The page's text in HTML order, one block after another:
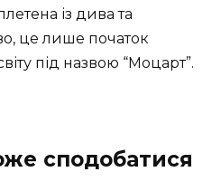
із дива та
це лише початок
під назвою “Моцарт”.
сподобатися